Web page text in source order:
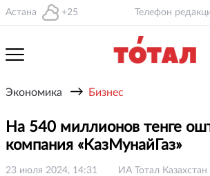
Астана +25 Телефон
Экономика → Бизнес
На 540 миллионов тенге
компания «КазМунайГаз»
23 июля 2024, 14:31 ИА Тотал Казахстан